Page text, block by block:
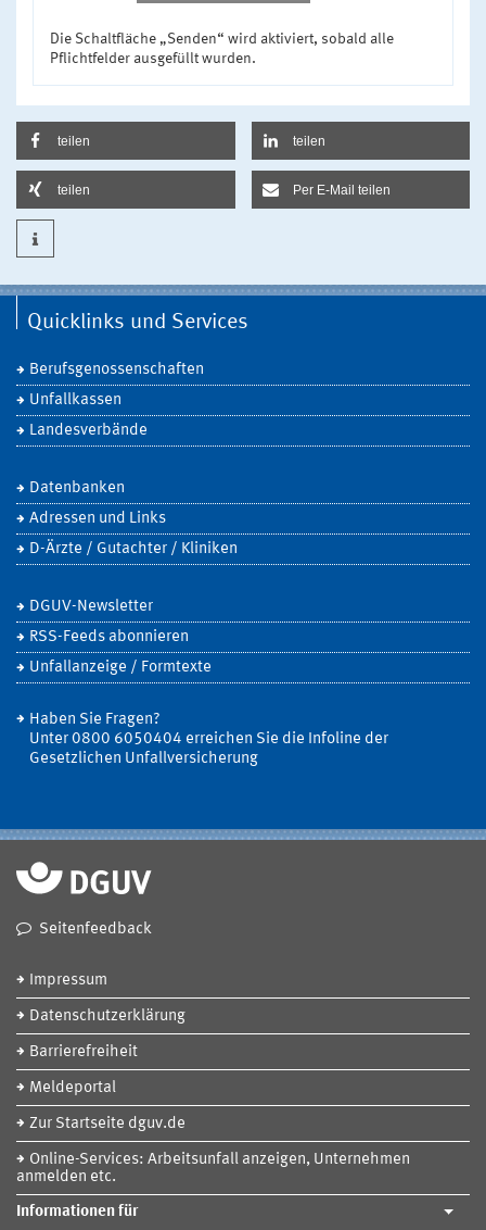
Die Schaltfläche „Senden“ wird aktiviert, sobald alle
Pflichtfelder ausgefüllt wurden.
teilen teilen
teilen Per E-Mail teilen
Quicklinks und Services
Berufsgenossenschaften
Unfallkassen
Landesverbände
Datenbanken
Adressen und Links
D-Ärzte / Gutachter / Kliniken
DGUV-Newsletter
RSS-Feeds abonnieren
Unfallanzeige / Formtexte
Haben Sie Fragen?
Unter 0800 6050404 erreichen Sie die Infoline der
Gesetzlichen Unfallversicherung
Seitenfeedback
Impressum
Datenschutzerklärung
Barrierefreiheit
Meldeportal
Zur Startseite dguv.de
Online-Services: Arbeitsunfall anzeigen, Unternehmen
anmelden etc.
Informationen für